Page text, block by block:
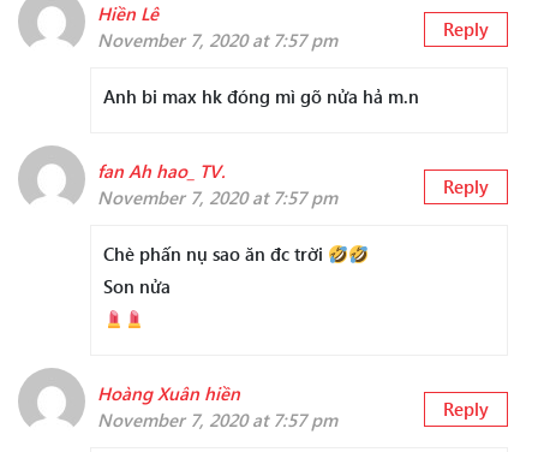
Hiền Lê
November 7, 2020 at 7:57 pm
Reply
Anh bi max hk đóng mì gõ nửa hả m.n
fan Ah hao_ TV.
November 7, 2020 at 7:57 pm
Reply
Chè phấn nụ sao ăn đc trời
Son nửa
Hoàng Xuân hiền
November 7, 2020 at 7:57 pm
Reply